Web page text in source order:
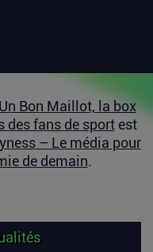
Bon Maillot, la box
des fans de sportest
– Le média pour
de demain.